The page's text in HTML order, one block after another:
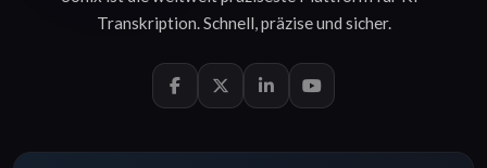
Transkription.Schnell,präziseund sicher.